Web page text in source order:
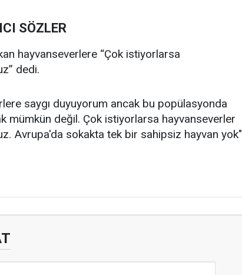
SÖZLER
hayvanseverlere “Çok istiyorlarsa
dedi.
saygı duyuyorum ancak bu popülasyonda
mümkün değil. Çok istiyorlarsa hayvanseverler
Avrupa'da sokakta tek bir sahipsiz hayvan yok"